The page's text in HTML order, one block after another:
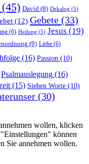
(45) David (8) Dekalog (5)
(12) Gebete (33)
(6) Heilung (5) Jesus (19)
(9) Liebe (6)
(16) Passion (10)
Psalmauslegung (16)
(15) Sieben Worte (10)
(30)
wollen, klicken
können
Sie annehmen wollen.